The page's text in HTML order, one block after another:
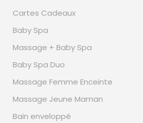
Cartes Cadeaux
Baby Spa
Massage + Baby Spa
Baby Spa Duo
Massage Femme Enceinte
Massage Jeune Maman
Bain enveloppé